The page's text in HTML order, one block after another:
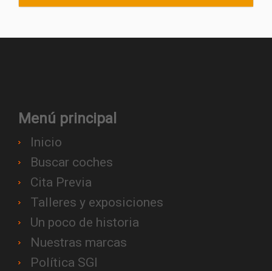
Menú principal
Inicio
Buscar coches
Cita Previa
Talleres y exposiciones
Un poco de historia
Nuestras marcas
Política SGI